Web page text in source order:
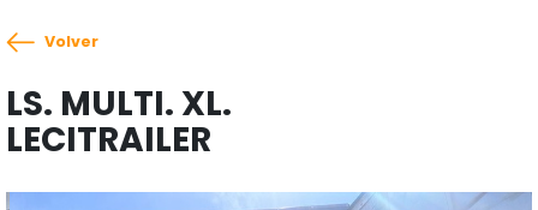
Volver
LS. MULTI. XL.
LECITRAILER